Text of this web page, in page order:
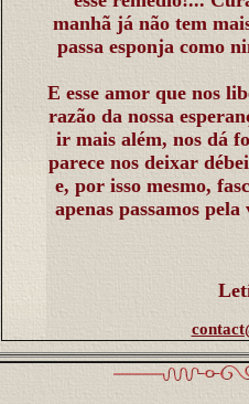
manhã já não tem
passa esponja como
E esse amor que nos
razão da nossa
ir mais além, nos dá
parece nos deixar
e, por isso mesmo,
apenas passamos